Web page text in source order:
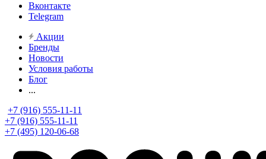
Вконтакте
Telegram
Акции
Бренды
Новости
Условия работы
Блог
...
+7 (916) 555-11-11
+7 (916) 555-11-11
+7 (495) 120-06-68